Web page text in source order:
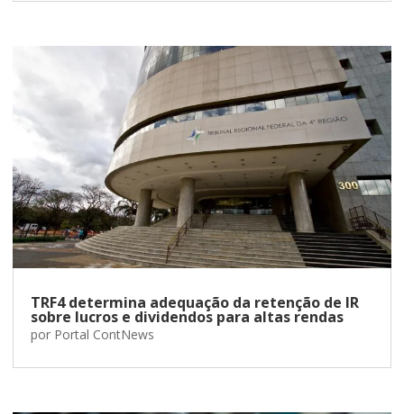
TRF4 determina adequação da retenção de IR
sobre lucros e dividendos para altas rendas
por Portal ContNews